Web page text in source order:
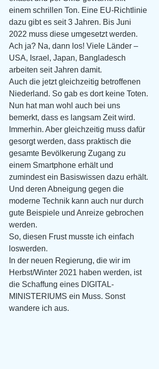
einem schrillen Ton. Eine EU-Richtlinie
dazu gibt es seit 3 Jahren. Bis Juni
2022 muss diese umgesetzt werden.
Ach ja? Na, dann los! Viele Länder –
USA, Israel, Japan, Bangladesch
arbeiten seit Jahren damit.
Auch die jetzt gleichzeitig betroffenen
Niederland. So gab es dort keine Toten.
Nun hat man wohl auch bei uns
bemerkt, dass es langsam Zeit wird.
Immerhin. Aber gleichzeitig muss dafür
gesorgt werden, dass praktisch die
gesamte Bevölkerung Zugang zu
einem Smartphone erhält und
zumindest ein Basiswissen dazu erhält.
Und deren Abneigung gegen die
moderne Technik kann auch nur durch
gute Beispiele und Anreize gebrochen
werden.
So, diesen Frust musste ich einfach
loswerden.
In der neuen Regierung, die wir im
Herbst/Winter 2021 haben werden, ist
die Schaffung eines DIGITAL-
MINISTERIUMS ein Muss. Sonst
wandere ich aus.